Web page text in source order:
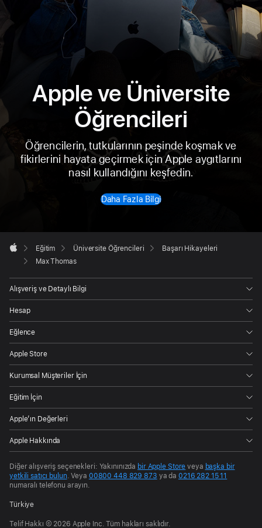
Apple ve Üniversite
Öğrencileri
Öğrencilerin, tutkularının peşinde koşmak ve
fikirlerini hayata geçirmek içinApple aygıtlarını
nasıl kullandığını keşfedin.
Daha Fazla Bilgi
Alt

Apple
Eğitim Üniversite Öğrencileri
Başarı Hikayeleri
Max Thomas
Alışveriş ve Detaylı Bilgi
Hesap
Eğlence
Apple Store
Kurumsal Müşteriler İçin
Eğitim İçin
Apple’ın Değerleri
Apple Hakkında
Diğer alışveriş seçenekleri: Yakınınızda bir Apple Store veya başka bir
yetkili satıcı bulun. Veya 00800 448 829 873 ya da 0216 282 15 11
numaralı telefonu arayın.
Türkiye
Telif Hakkı © 2026 Apple Inc. Tüm hakları saklıdır.